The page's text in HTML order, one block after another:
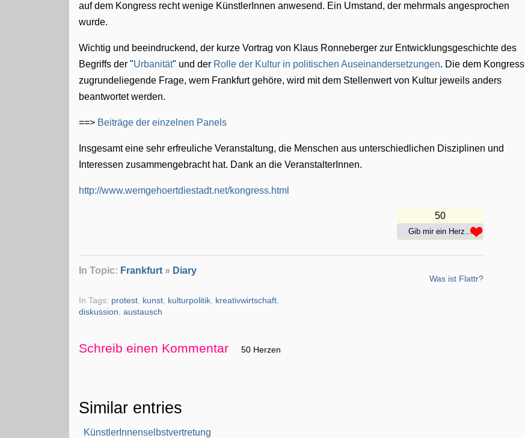
auf dem Kongress recht wenige KünstlerInnen anwesend. Ein Umstand, der mehrmals angesprochen
wurde.
Wichtig und beeindruckend, der kurze Vortrag von Klaus Ronneberger zur Entwicklungsgeschichte des
Begriffs der "Urbanität" und der Rolle der Kultur in politischen Auseinandersetzungen. Die dem Kongress
zugrundeliegende Frage, wem Frankfurt gehöre, wird mit dem Stellenwert von Kultur jeweils anders
beantwortet werden.
==> Beiträge der einzelnen Panels
Insgesamt eine sehr erfreuliche Veranstaltung, die Menschen aus unterschiedlichen Disziplinen und
Interessen zusammengebracht hat. Dank an die VeranstalterInnen.
http://www.wemgehoertdiestadt.net/kongress.html
50
Gib mir ein Herz...
In Topic: Frankfurt » Diary
In Tags: protest kunst kulturpolitik kreativwirtschaft
diskussion ,austausch
Was ist Flattr?
Schreib einen Kommentar 50 Herzen
Similar entries
KünstlerInnenselbstvertretung